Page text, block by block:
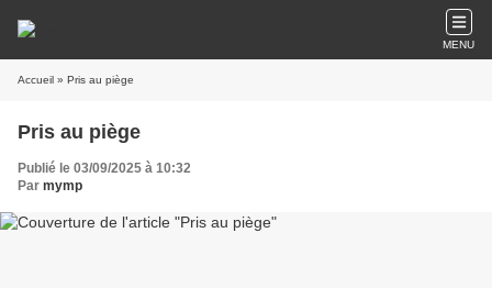
MENU
Accueil » Pris au piège
Pris au piège
Publié le 03/09/2025 à 10:32
Par mymp